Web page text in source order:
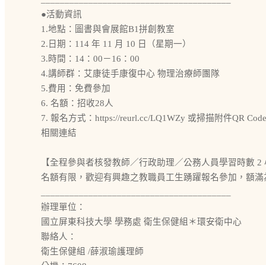
●活動資訊
1.地點：圖書與會展館B1拼創教室
2.日期：114 年 11 月 10 日（星期一）
3.時間：14：00－16：00
4.講師群：艾康徒手康復中心 物理治療師團隊
5.費用：免費參加
6. 名額：招收28人
7. 報名方式：https://reurl.cc/LQ1WZy 或掃描附件QR
相關連結
【全程參與者核發教師／行政助理／公務人員學習時數 2
名額有限，歡迎有興趣之教職員工生踴躍報名參加，額滿
辦理單位：
國立屏東科技大學 學務處 衛生保健組＊環安衛中心
聯絡人：
衛生保健組 /薛淑瑜護理師